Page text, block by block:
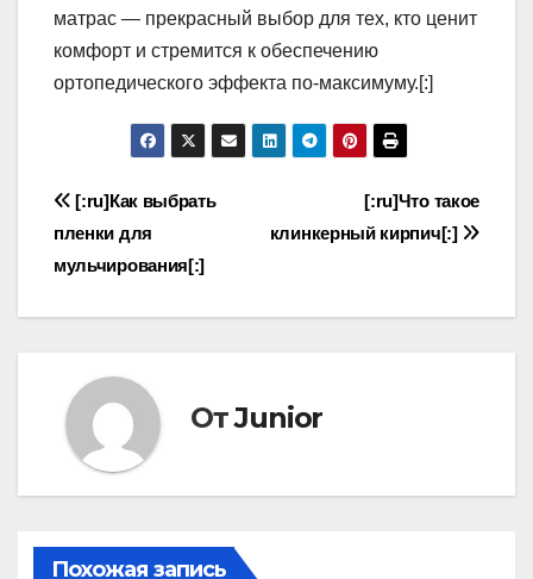
матрас — прекрасный выбор для тех, кто ценит
комфорт и стремится к обеспечению
ортопедического эффекта по-максимуму.[:]
Навигация
по
записям
[:ru]Что такое
клинкерный кирпич[:]
[:ru]Как выбрать
пленки для
мульчирования[:]
ОтJunior
Похожая запись